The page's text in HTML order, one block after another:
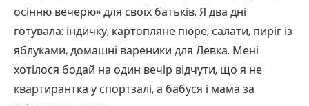
осінню вечерю» для своїх батьків. Я два дні
готувала: індичку, картопляне пюре, салати, пиріг із
яблуками, домашні вареники для Левка. Мені
хотілося бодай на один вечір відчути, що я не
квартирантка у спортзалі, а бабуся і мама за